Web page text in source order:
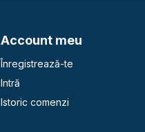
Account meu
Înregistrează-te
Intră
Istoric comenzi